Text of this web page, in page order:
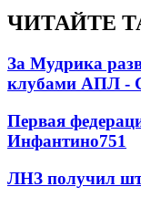
ЧИТАЙТЕ
За Мудрика
клубами АПЛ
Первая
Инфантино751
ЛНЗ получил